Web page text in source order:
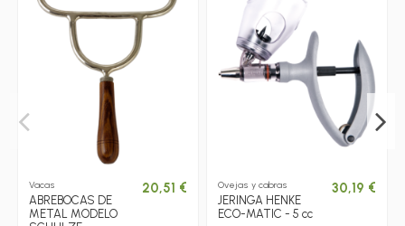
Vacas
ABREBOCAS DE
METAL MODELO
20,51 € Ovejas y cabras
JERINGA HENKE
ECO-MATIC - 5 cc
30,19 €